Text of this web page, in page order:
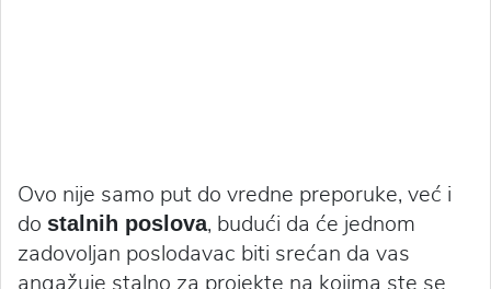
Ovo nije samo put do vredne preporuke, već i
do stalnih poslova, budući da će jednom
zadovoljan poslodavac biti srećan da vas
angažuje stalno za projekte na kojima ste se